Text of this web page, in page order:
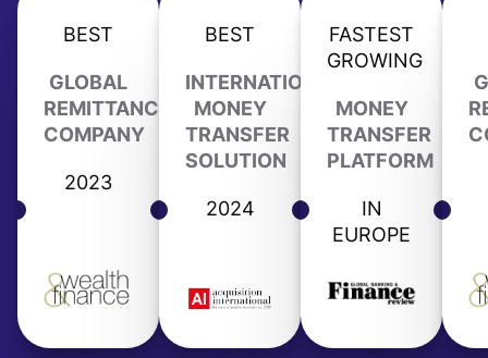
BEST
GLOBAL
REMITTANCE
COMPANY
2023
BEST
INTERNATIONAL
MONEY
TRANSFER
SOLUTION
2024
FASTEST
GROWING
MONEY
TRANSFER
PLATFORM
IN
EUROPE